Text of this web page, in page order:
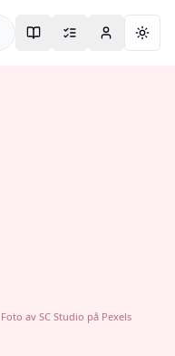
Foto av SC Studio på Pexels